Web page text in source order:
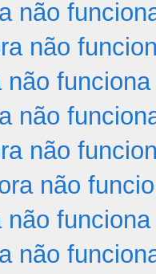
não
não
não funciona
não
não
não
não funciona
não